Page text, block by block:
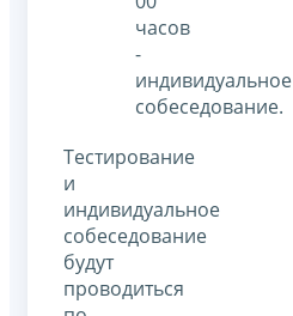
часов
-
индивидуальное
собеседование.
Тестирование
и
индивидуальное
собеседование
будут
проводиться